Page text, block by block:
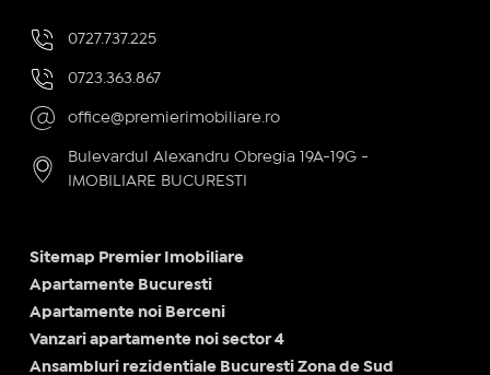
0727.737.225
0723.363.867
office@premierimobiliare.ro
Bulevardul Alexandru Obregia 19A-19G -
IMOBILIARE BUCURESTI
Sitemap Premier Imobiliare
Apartamente Bucuresti
Apartamente noi Berceni
Vanzari apartamente noi sector 4
Ansambluri rezidentiale Bucuresti Zona de Sud